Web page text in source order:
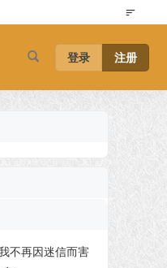
登录 注册
不再因迷信而害